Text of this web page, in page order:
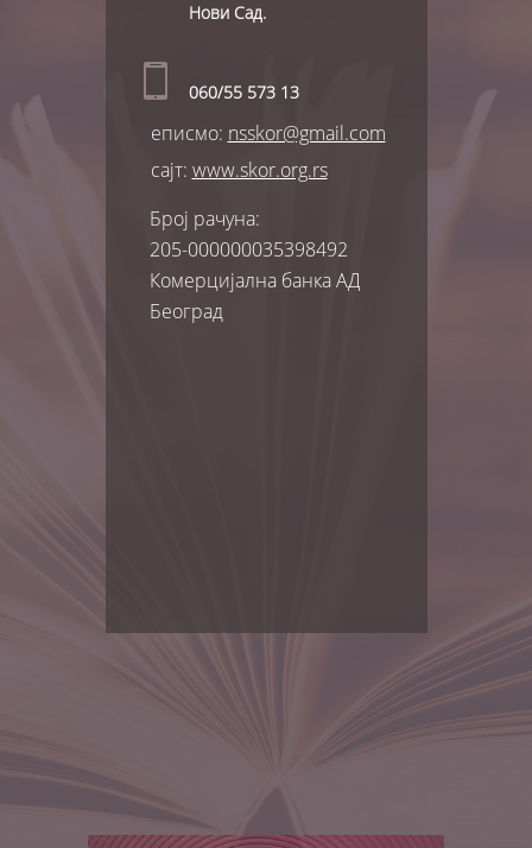
Нови Сад.
060/55 573 13
еписмо: nsskor@gmail.com
сајт: www.skor.org.rs
Број рачуна:
205-000000035398492
Комерцијална банка АД
Београд